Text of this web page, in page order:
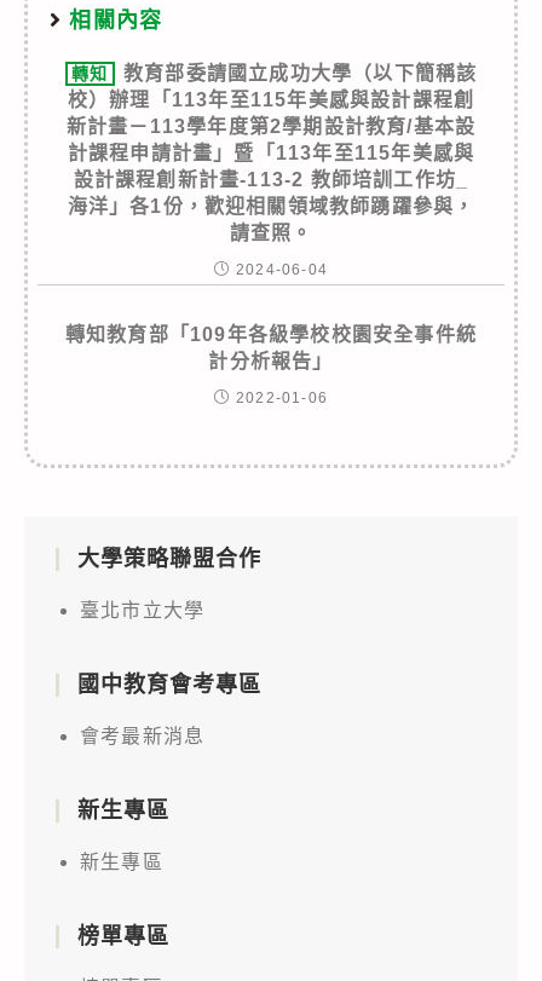
相關內容
轉知
教育部委請國立成功大學（以下簡稱該
校）辦理「113年至115年美感與設計課程創
新計畫－113學年度第2學期設計教育/基本設
計課程申請計畫」暨「113年至115年美感與
設計課程創新計畫-113-2 教師培訓工作坊_
海洋」各1份，歡迎相關領域教師踴躍參與，
請查照。
2024-06-04
轉知教育部「109年各級學校校園安全事件統
計分析報告」
2022-01-06
大學策略聯盟合作
臺北市立大學
國中教育會考專區
會考最新消息
新生專區
新生專區
榜單專區